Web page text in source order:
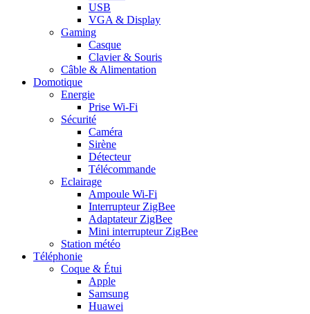
USB
VGA & Display
Gaming
Casque
Clavier & Souris
Câble & Alimentation
Domotique
Energie
Prise Wi-Fi
Sécurité
Caméra
Sirène
Détecteur
Télécommande
Eclairage
Ampoule Wi-Fi
Interrupteur ZigBee
Adaptateur ZigBee
Mini interrupteur ZigBee
Station météo
Téléphonie
Coque & Étui
Apple
Samsung
Huawei